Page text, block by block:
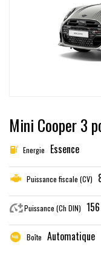
Mini Cooper 3
Energie Essence
Puissance fiscale (CV)
Puissance (Ch DIN) 156
Boîte Automatique